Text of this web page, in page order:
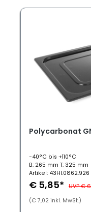
Polycarbonat
-40°C bis +110°C
B: 265 mm T: 325 mm
Artikel: 43HI.0862.926
€ 5,85* UVP €
(€ 7,02 inkl. MwSt.)